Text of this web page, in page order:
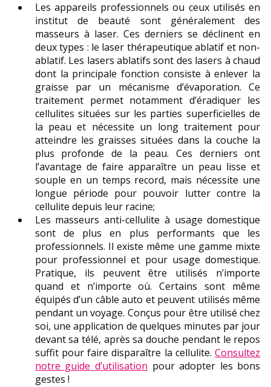
Les appareils professionnels ou ceux utilisés en
institut de beauté sont généralement des
masseurs à laser. Ces derniers se déclinent en
deux types : le laser thérapeutique ablatif et non-
ablatif. Les lasers ablatifs sont des lasers à chaud
dont la principale fonction consiste à enlever la
graisse par un mécanisme d’évaporation. Ce
traitement permet notamment d’éradiquer les
cellulites situées sur les parties superficielles de
la peau et nécessite un long traitement pour
atteindre les graisses situées dans la couche la
plus profonde de la peau. Ces derniers ont
l’avantage de faire apparaître un peau lisse et
souple en un temps record, mais nécessite une
longue période pour pouvoir lutter contre la
cellulite depuis leur racine;
Les masseurs anti-cellulite à usage domestique
sont de plus en plus performants que les
professionnels. Il existe même une gamme mixte
pour professionnel et pour usage domestique.
Pratique, ils peuvent être utilisés n’importe
quand et n’importe où. Certains sont même
équipés d’un câble auto et peuvent utilisés même
pendant un voyage. Conçus pour être utilisé chez
soi, une application de quelques minutes par jour
devant sa télé, après sa douche pendant le repos
suffit pour faire disparaître la cellulite.Consultez
notre guide d’utilisation pour adopter les bons
gestes !